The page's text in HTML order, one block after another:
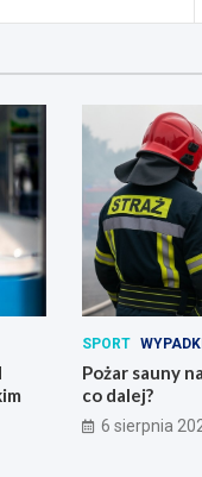
SPORT WYPADKI
Pożar sauny
co dalej?
6 sierpnia